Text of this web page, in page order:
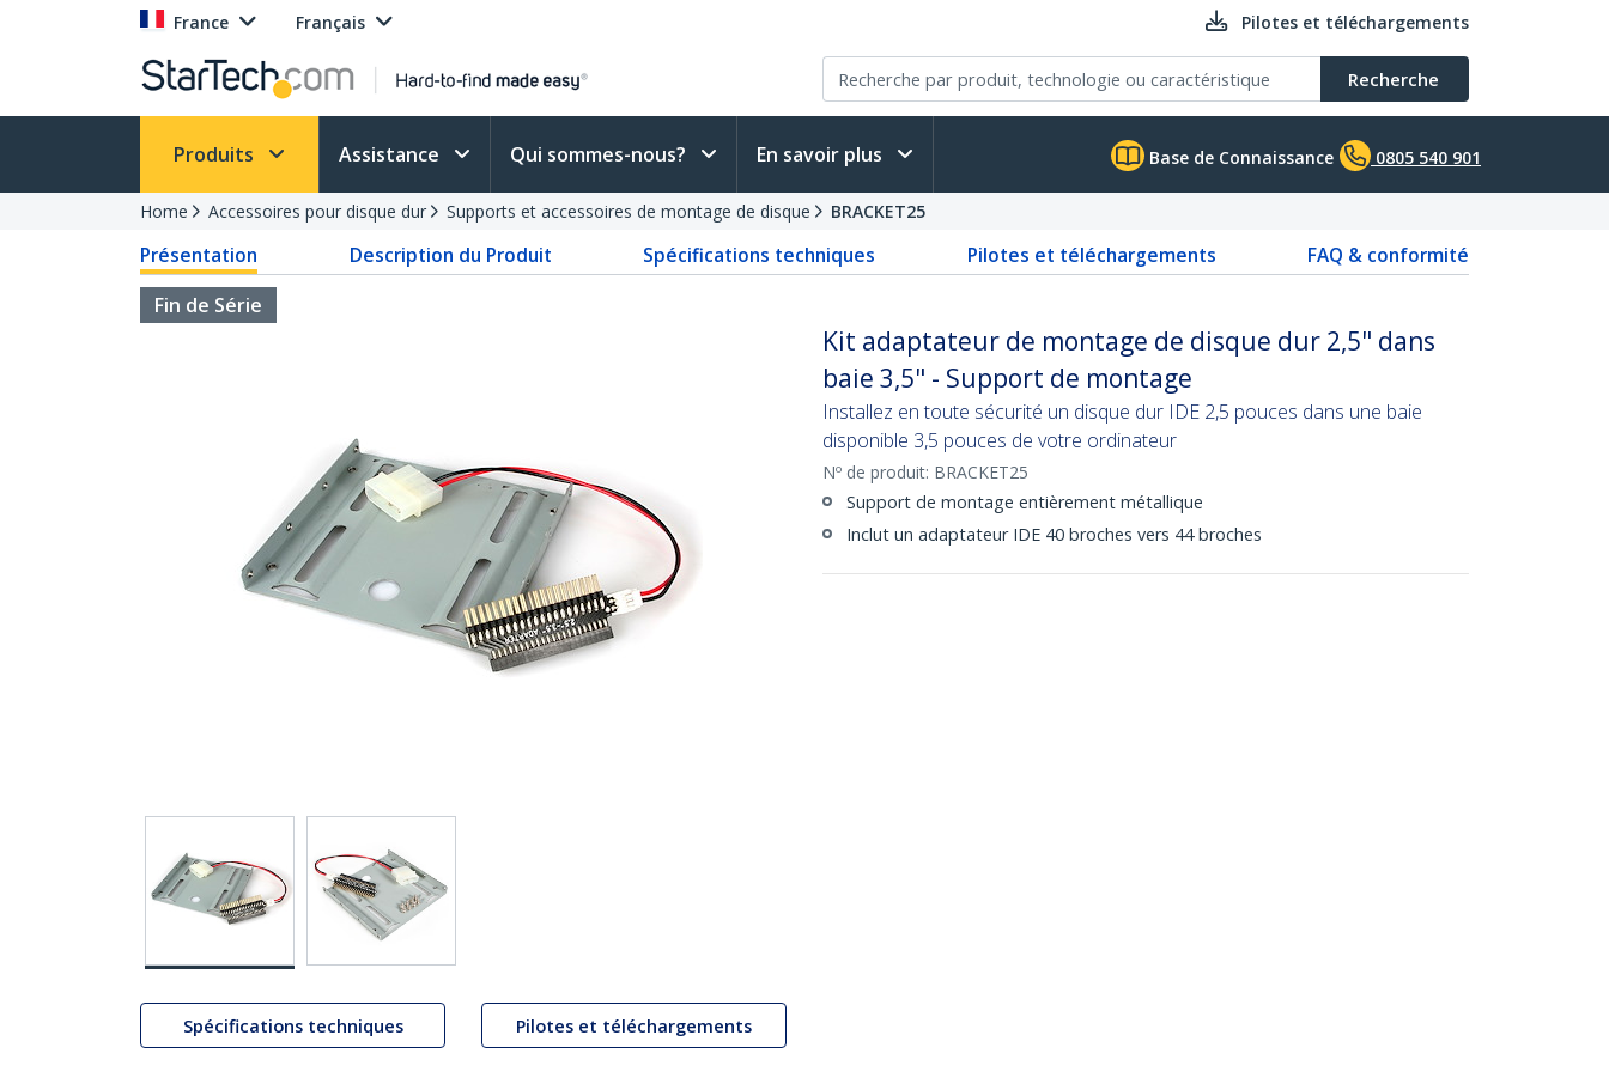
France Français Pilotes et téléchargements
Recherche
Produits Assistance Qui sommes-nous? En savoir plus Base de Connaissance 0805 540 901
Home Accessoires pour disque dur Supports et accessoires de montage de disque BRACKET25
Présentation Description du Produit Spécifications techniques Pilotes et téléchargements
FAQ & conformité
Fin de Série
Spécifications techniques Pilotes et téléchargements
Kit adaptateur de montage de disque dur 2,5" dans
baie 3,5" - Support de montage
Installez en toute sécurité un disque dur IDE 2,5 pouces dans une baie
disponible 3,5 pouces de votre ordinateur
Nº de produit: BRACKET25
Support de montage entièrement métallique
Inclut un adaptateur IDE 40 broches vers 44 broches